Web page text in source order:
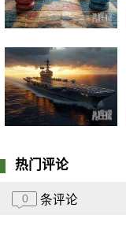
热门评论
0 条评论